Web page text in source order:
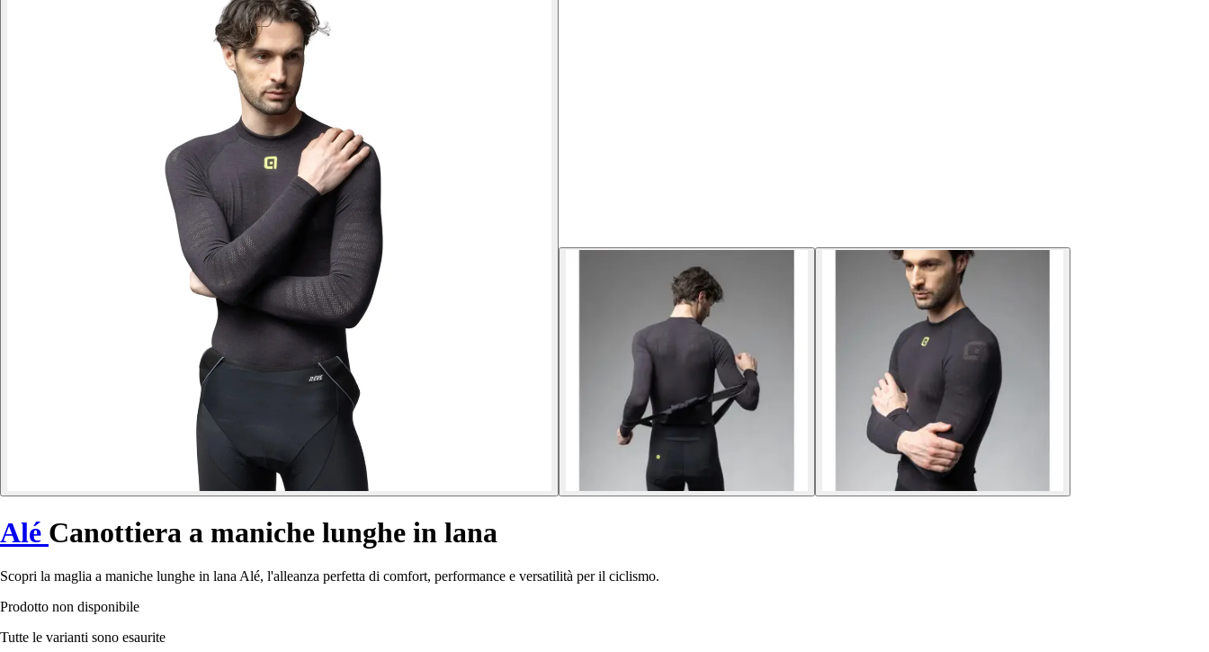
Alé Canottiera a maniche lunghe in lana
Scopri la maglia a maniche lunghe in lana Alé, l'alleanza perfetta di comfort, performance e versatilità per il ciclismo.
Prodotto non disponibile
Tutte le varianti sono esaurite